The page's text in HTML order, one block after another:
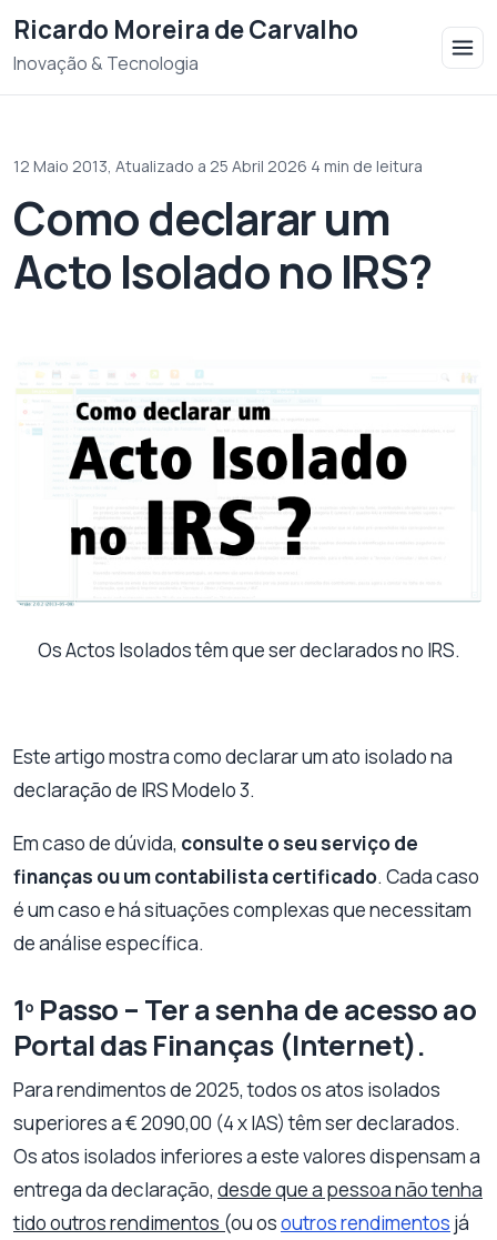
Ricardo Moreira de Carvalho
Inovação & Tecnologia
12 Maio 2013, Atualizado a 25 Abril 2026 4 min de leitura
Como declarar um
Acto Isolado no IRS?
Os Actos Isolados têm que ser declarados no IRS.
Este artigo mostra como declarar um ato isolado na
declaração de IRS Modelo 3.
Em caso de dúvida, consulte o seu serviço de
finanças ou um contabilista certificado. Cada caso
é um caso e há situações complexas que necessitam
de análise específica.
1º Passo – Ter a senha de acesso ao
Portal das Finanças (Internet).
Para rendimentos de 2025, todos os atos isolados
superiores a € 2090,00 (4 x IAS) têm ser declarados.
Os atos isolados inferiores a este valores dispensam a
entrega da declaração, desde que a pessoa não tenha
tido outros rendimentos (ou osoutros rendimentos já